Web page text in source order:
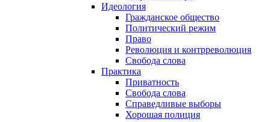
Идеология
Гражданское общество
Политический режим
Право
Революция и контрреволюция
Свобода слова
Практика
Приватность
Свобода слова
Справедливые выборы
Хорошая полиция